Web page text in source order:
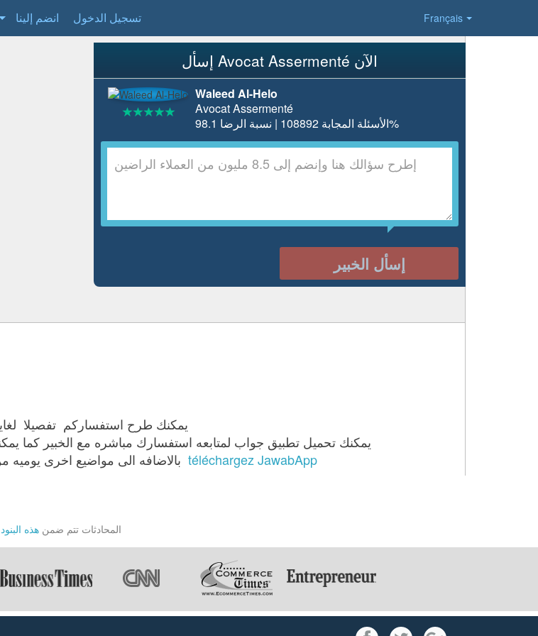
Français انضم إلينا تسجيل الدخول
إسأل Avocat Assermenté الآن
Waleed Al-Helo
Avocat Assermenté
الأسئلة المجابة 108892 | نسبة الرضا 98.1%
إسأل الخبير
téléchargez JawabApp
المحادثات تتم ضمن هذه البنود